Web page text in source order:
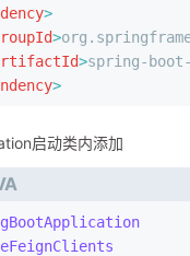
>
>
>spring-
>
启动类内添加